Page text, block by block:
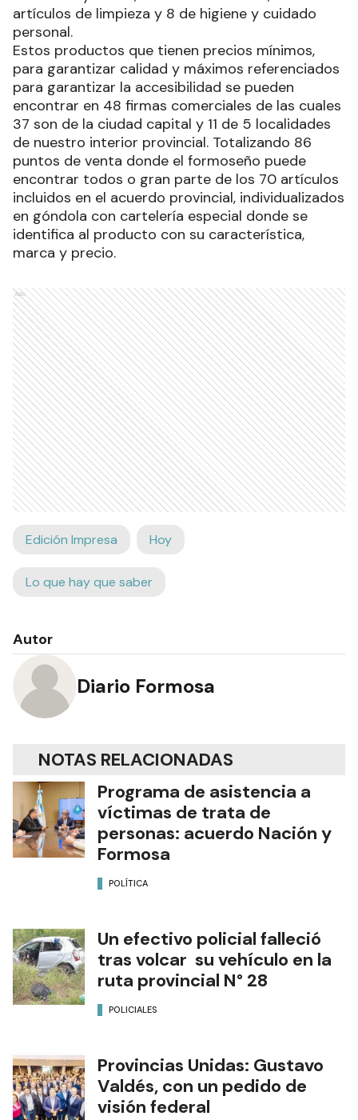
artículos de limpieza y 8 de higiene y cuidado
personal.
Estos productos que tienen precios mínimos,
para garantizar calidad y máximos referenciados
para garantizar la accesibilidad se pueden
encontrar en 48 firmas comerciales de las cuales
37 son de la ciudad capital y 11 de 5 localidades
de nuestro interior provincial. Totalizando 86
puntos de venta donde el formoseño puede
encontrar todos o gran parte de los 70 artículos
incluidos en el acuerdo provincial, individualizados
en góndola con cartelería especial donde se
identifica al producto con su característica,
marca y precio.
Ads
Edición Impresa Hoy
Lo que hay que saber
Autor
Diario Formosa
NOTAS RELACIONADAS
Programa de asistencia a
víctimas de trata de
personas: acuerdo Nación y
Formosa
POLÍTICA
Un efectivo policial falleció
tras volcar su vehículo en la
ruta provincial N° 28
POLICIALES
Provincias Unidas: Gustavo
Valdés, con un pedido de
visión federal